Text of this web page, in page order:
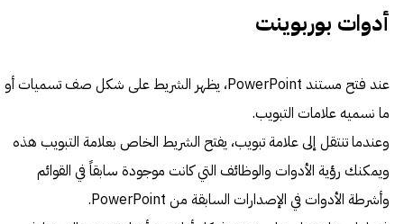
أدوات بوربوينت
عند فتح مستند PowerPoint، يظهر الشريط على شكل صف تسميات أو
ما نسميه علامات التبويب.
وعندما تنتقل إلى علامة تبويب، يفتح الشريط الخاص بعلامة التبويب هذه
ويمكنك رؤية الأدوات والوظائف التي كانت موجودة سابقاً في القوائم
وأشرطة الأدوات في الإصدارات السابقة من PowerPoint.